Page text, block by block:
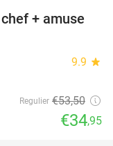
35%
+ amuse
9.9 star
Regulier €53,50
€34,95